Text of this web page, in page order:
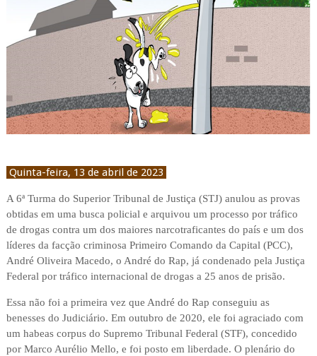
Quinta-feira, 13 de abril de 2023
A 6ª Turma do Superior Tribunal de Justiça (STJ) anulou as provas
obtidas em uma busca policial e arquivou um processo por tráfico
de drogas contra um dos maiores narcotraficantes do país e um dos
líderes da facção criminosa Primeiro Comando da Capital (PCC),
André Oliveira Macedo, o André do Rap, já condenado pela Justiça
Federal por tráfico internacional de drogas a 25 anos de prisão.
Essa não foi a primeira vez que André do Rap conseguiu as
benesses do Judiciário. Em outubro de 2020, ele foi agraciado com
um habeas corpus do Supremo Tribunal Federal (STF), concedido
por Marco Aurélio Mello, e foi posto em liberdade. O plenário do